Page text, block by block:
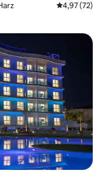
Évaluation
4,97 (72)